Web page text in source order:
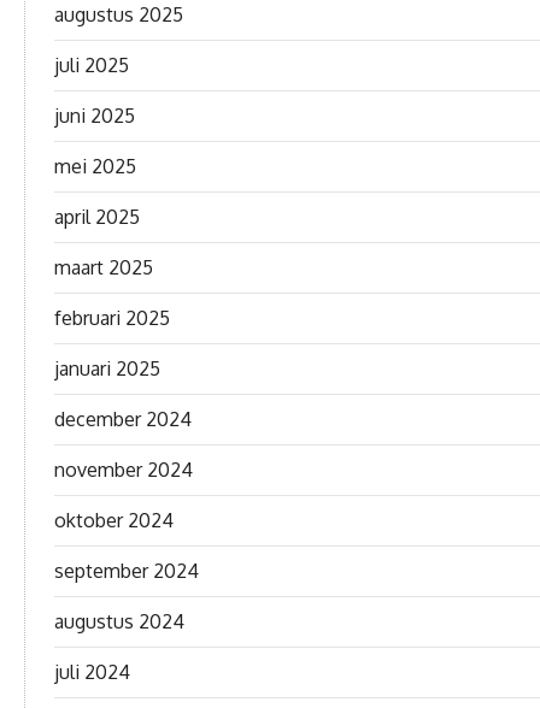
augustus 2025
juli 2025
juni 2025
mei 2025
april 2025
maart 2025
februari 2025
januari 2025
december 2024
november 2024
oktober 2024
september 2024
augustus 2024
juli 2024